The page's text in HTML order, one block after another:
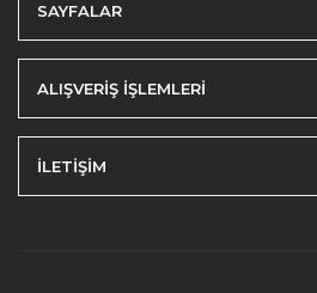
SAYFALAR
ALIŞVERİŞ İŞLEMLERİ
İLETİŞİM